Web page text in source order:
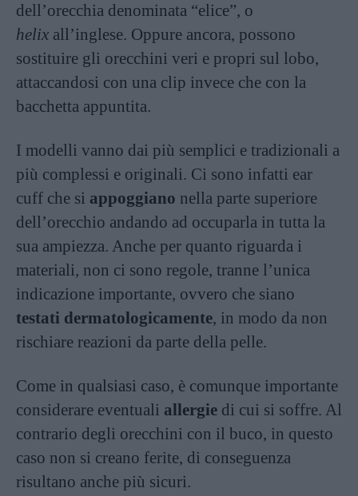
dell’orecchia denominata “elice”, o
helix all’inglese. Oppure ancora, possono
sostituire gli orecchini veri e propri sul lobo,
attaccandosi con una clip invece che con la
bacchetta appuntita.
I modelli vanno dai più semplici e tradizionali a
più complessi e originali. Ci sono infatti ear
cuff che si appoggiano nella parte superiore
dell’orecchio andando ad occuparla in tutta la
sua ampiezza. Anche per quanto riguarda i
materiali, non ci sono regole, tranne l’unica
indicazione importante, ovvero che siano
testati dermatologicamente, in modo da non
rischiare reazioni da parte della pelle.
Come in qualsiasi caso, è comunque importante
considerare eventuali allergie di cui si soffre. Al
contrario degli orecchini con il buco, in questo
caso non si creano ferite, di conseguenza
risultano anche più sicuri.